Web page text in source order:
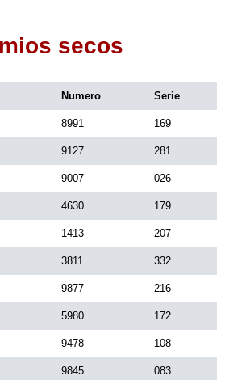
secos
Numero Serie
8991 169
9127 281
9007 026
4630 179
1413 207
3811 332
9877 216
5980 172
9478 108
9845 083